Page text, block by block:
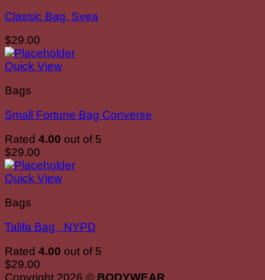
Classic Bag, Svea
$29.00
Quick View
Bags
Small Fortune Bag Converse
Rated 4.00 out of 5
$29.00
Quick View
Bags
Talifa Bag , NYPD
Rated 4.00 out of 5
$29.00
Copyright 2026 © BODYWEAR